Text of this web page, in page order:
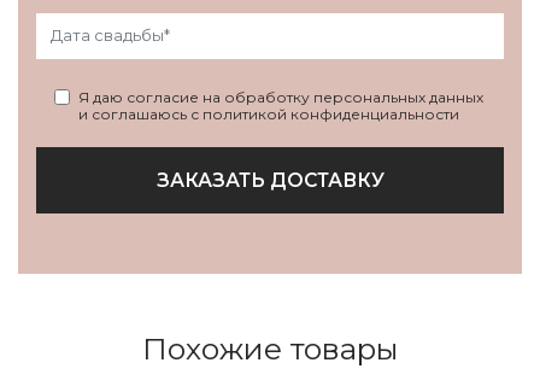
Я даю согласие на обработку персональных данных
и соглашаюсь с политикой конфиденциальности
ЗАКАЗАТЬ ДОСТАВКУ
Похожие товары